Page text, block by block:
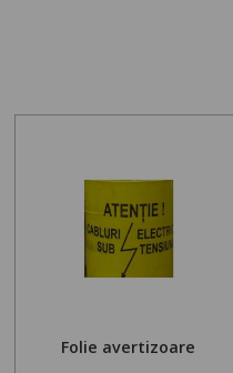
Folie avertizoare